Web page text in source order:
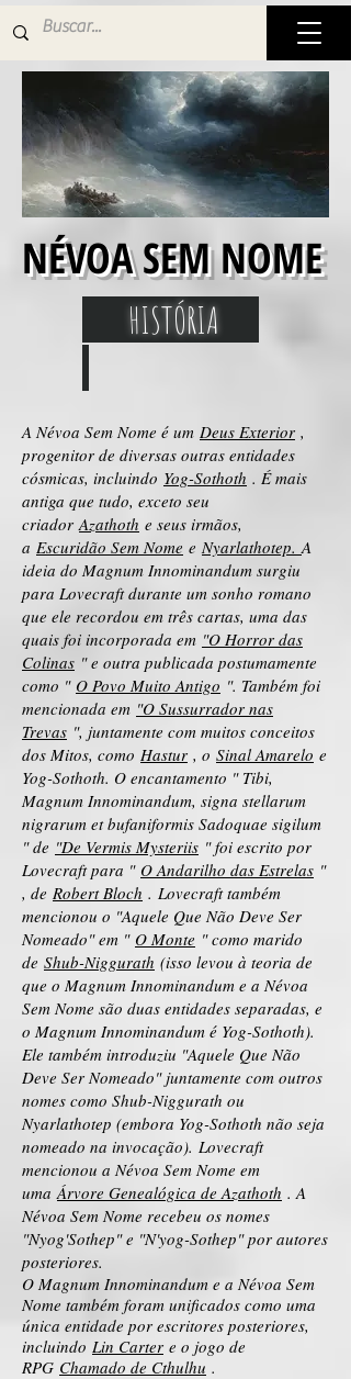
NÉVOA SEM NOME
HISTÓRIA
A Névoa Sem Nome é um Deus Exterior ,
progenitor de diversas outras entidades
cósmicas, incluindo Yog-Sothoth . É mais
antiga que tudo, exceto seu
criadorAzathoth e seus irmãos,
a Escuridão Sem Nome e Nyarlathotep.A
ideia do Magnum Innominandum surgiu
para Lovecraft durante um sonho romano
que ele recordou em três cartas, uma das
quais foi incorporada em "O Horror das
Colinas " e outra publicada postumamente
como " O Povo Muito Antigo ". Também foi
mencionada em "O Sussurrador nas
Trevas ", juntamente com muitos conceitos
dos Mitos, como Hastur , o Sinal Amarelo e
Yog-Sothoth. O encantamento " Tibi,
Magnum Innominandum, signa stellarum
nigrarum et bufaniformis Sadoquae sigilum
" de "De Vermis Mysteriis " foi escrito por
Lovecraft para " O Andarilho das Estrelas "
, de Robert Bloch . Lovecraft também
mencionou o "Aquele Que Não Deve Ser
Nomeado" em " O Monte " como marido
de Shub-Niggurath (isso levou à teoria de
que o Magnum Innominandum e a Névoa
Sem Nome são duas entidades separadas, e
o Magnum Innominandum é Yog-Sothoth).
Ele também introduziu "Aquele Que Não
Deve Ser Nomeado" juntamente com outros
nomes como Shub-Niggurath ou
Nyarlathotep (embora Yog-Sothoth não seja
nomeado na invocação). Lovecraft
mencionou a Névoa Sem Nome em
umaÁrvore Genealógica de Azathoth . A
Névoa Sem Nome recebeu os nomes
"Nyog'Sothep" e "N'yog-Sothep" por autores
posteriores.
O Magnum Innominandum e a Névoa Sem
Nome também foram unificados como uma
única entidade por escritores posteriores,
incluindo Lin Carter e o jogo de
RPG Chamado de Cthulhu .